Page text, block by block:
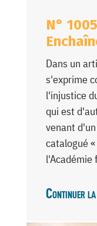
N°
Dans un
s'exprime
l'injustice
qui est
venant
catalogué
l'Académie
Continuer